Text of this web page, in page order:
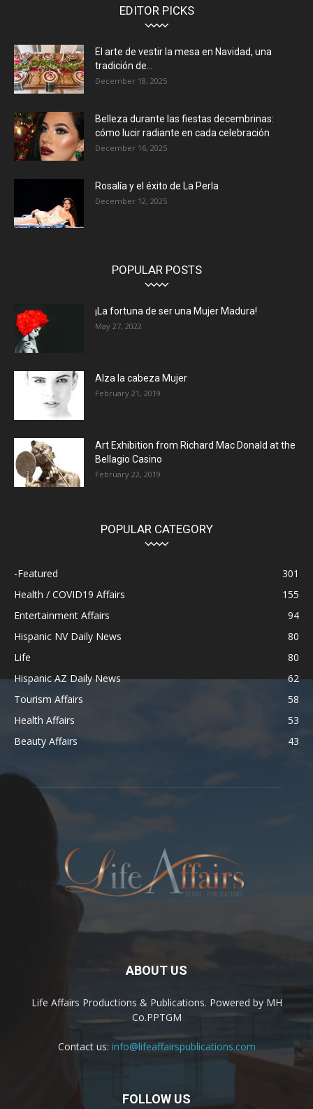
EDITOR PICKS
El arte de vestir la mesa en Navidad, una
tradición de...
December 18, 2025
Belleza durante las fiestas decembrinas:
cómo lucir radiante en cada celebración
December 16, 2025
Rosalía y el éxito de La Perla
December 12, 2025
POPULAR POSTS
¡La fortuna de ser una Mujer Madura!
May 27, 2022
Alza la cabeza Mujer
February 21, 2019
Art Exhibition from Richard Mac Donald at the
Bellagio Casino
February 22, 2019
POPULAR CATEGORY
-Featured
301
Health / COVID19 Affairs
155
Entertainment Affairs
94
Hispanic NV Daily News
80
Life
80
Hispanic AZ Daily News
62
Tourism Affairs
58
Health Affairs
53
Beauty Affairs
43
ABOUT US
Life Affairs Productions & Publications. Powered by MH
Co.PPTGM
Contact us: info@lifeaffairspublications.com
FOLLOW US